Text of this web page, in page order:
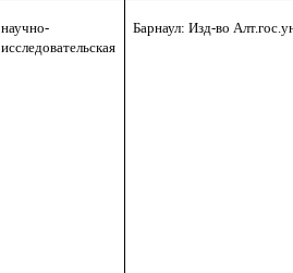
научно-
исследовательская
Барнаул: Изд-во